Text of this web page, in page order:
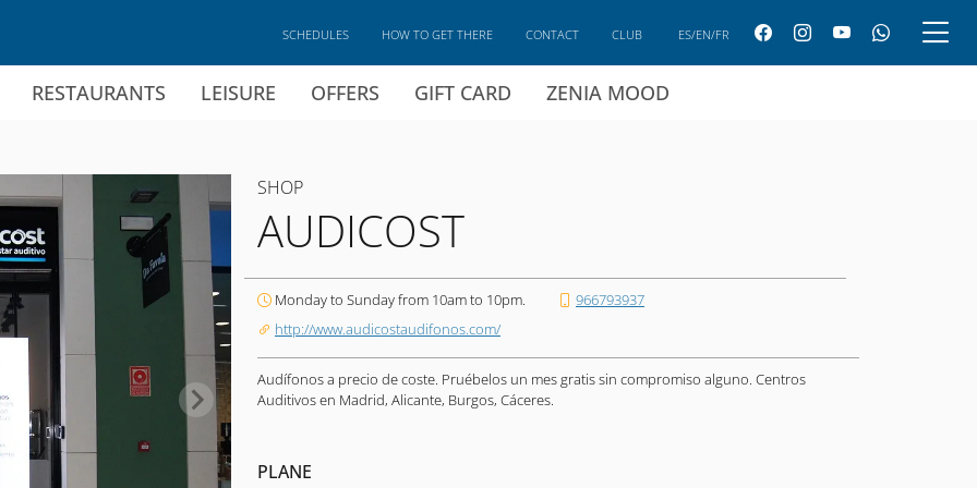
RESTAURANTS LEISURE OFFERS GIFT CARD ZENIA MOOD
SCHEDULES HOW TO GET THERE CONTACT CLUB ES/EN/FR
SHOP
AUDICOST
Monday to Sunday from 10am to 10pm.
966793937
http://www.audicostaudifonos.com/
Audífonos a precio de coste. Pruébelos un mes gratis sin compromiso alguno. Centros
Auditivos en Madrid, Alicante, Burgos, Cáceres.
PLANE